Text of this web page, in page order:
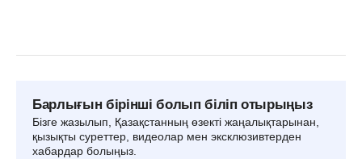
Барлығын бірінші болып біліп отырыңыз
Бізге жазылып, Қазақстанның өзекті жаңалықтарынан,
қызықты суреттер, видеолар мен эксклюзивтерден
хабардар болыңыз.